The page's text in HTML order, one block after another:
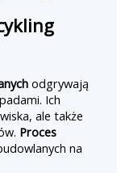
odgrywają
Ich
ale także
Proces
na